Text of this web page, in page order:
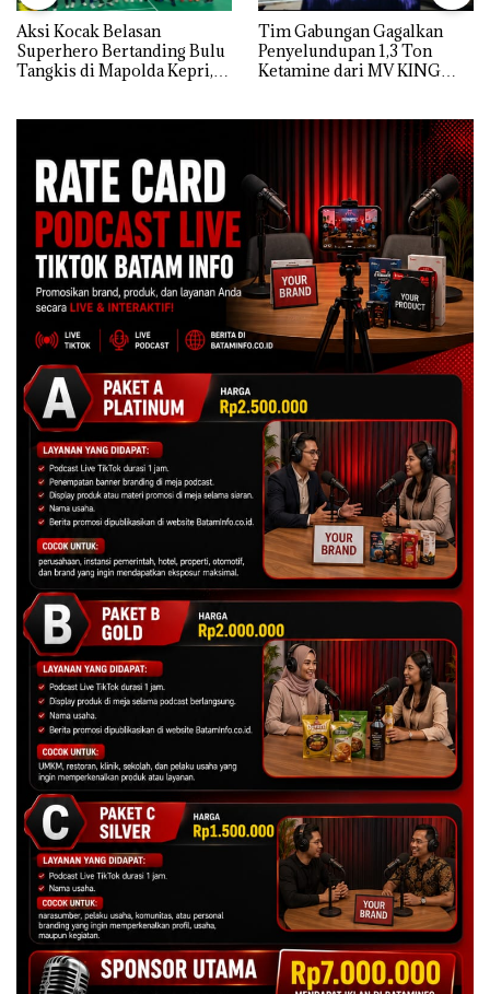
Aksi Kocak Belasan
Superhero Bertanding Bulu
Tangkis di Mapolda Kepri,
Tim Gabungan Gagalkan
Penyelundupan 1,3 Ton
Ketamine dari MV KING